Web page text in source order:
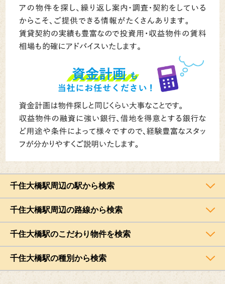
千住大橋駅周辺の駅から検索
千住大橋駅周辺の路線から検索
千住大橋駅のこだわり物件を検索
千住大橋駅の種別から検索